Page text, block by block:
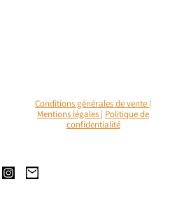
Conditions générales de vente |
Mentions légales | Politique de
confidentialité